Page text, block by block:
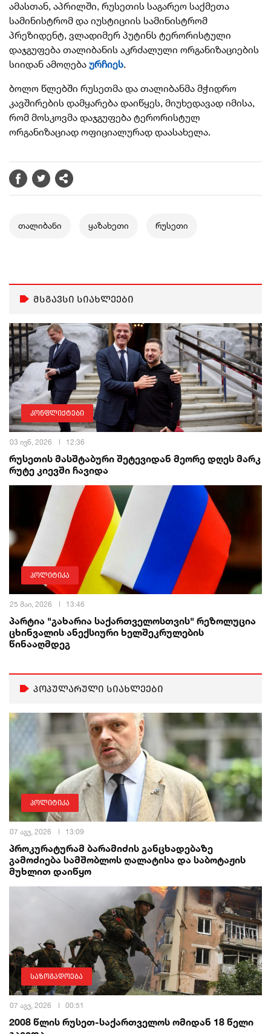
ამასთან, აპრილში, რუსეთის საგარეო საქმეთა
სამინისტრომ და იუსტიციის სამინისტრომ
პრეზიდენტ, ვლადიმერ პუტინს ტერორისტული
დაჯგუფება თალიბანის აკრძალული ორგანიზაციების
სიიდან ამოღება ურჩიეს.
ბოლო წლებში რუსეთმა და თალიბანმა მჭიდრო
კავშირების დამყარება დაიწყეს, მიუხედავად იმისა,
რომ მოსკოვმა დაჯგუფება ტერორისტულ
ორგანიზაციად ოფიციალურად დაასახელა.
თალიბანი ყაზახეთი რუსეთი
მსგავსი სიახლეები
კონფლიქტები
03 ივნ, 2026 12:36
რუსეთის მასშტაბური შეტევიდან მეორე დღეს მარკ
რუტე კიევში ჩავიდა
პოლიტიკა
25 მაი, 2026 13:46
პარტია "გახარია საქართველოსთვის" რეზოლუცია
ცხინვალის ანექსიური ხელშეკრულების
წინააღმდეგ
პოპულარული სიახლეები
პოლიტიკა
07 აგვ, 2026 13:09
პროკურატურამ ბარამიძის განცხადებაზე
გამოძიება სამშობლოს ღალატისა და საბოტაჟის
მუხლით დაიწყო
საზოგადოება
07 აგვ, 2026 00:51
2008 წლის რუსეთ-საქართველოს ომიდან 18 წელი